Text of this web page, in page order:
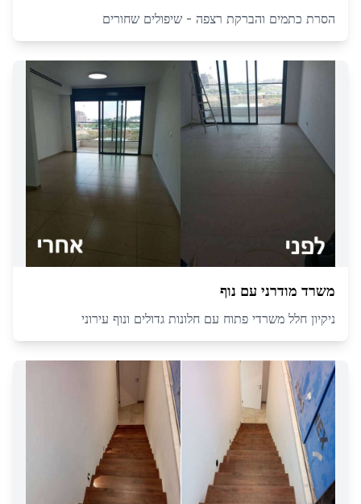
הסרת כתמים והברקת רצפה - שיפולים שחורים
משרד מודרני עם נוף
ניקיון חלל משרדי פתוח עם חלונות גדולים ונוף עירוני